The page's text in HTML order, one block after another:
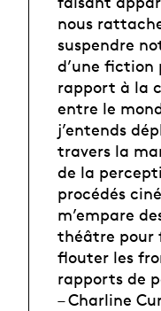
nous
suspendre
d’une fiction
rapport à la
entre le
j’entends
travers la
de la
procédés
m’empare
théâtre pour
flouter les
rapports de
– Charline